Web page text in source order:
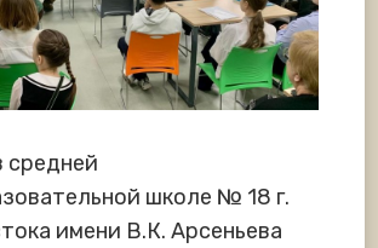
средней
школе № 18 г.
имени В.К. Арсеньева